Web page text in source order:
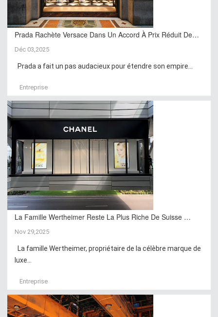
Prada Rachète Versace Dans Un Accord À Prix Réduit De…
Déc 03,2025
Prada a fait un pas audacieux pour étendre son empire...
Entreprise
La Famille Wertheimer Reste La Plus Riche De Suisse …
Nov 29,2025
La famille Wertheimer, propriétaire de la célèbre marque de
luxe...
Entreprise